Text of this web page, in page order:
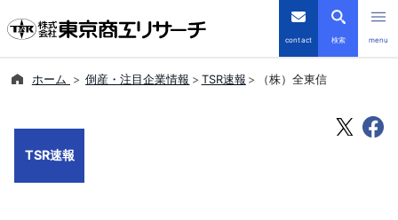
contact 検索 menu
ホーム 倒産・注目企業情報 TSR速報 （株）全東信
TSR速報